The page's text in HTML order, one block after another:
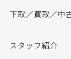
下取／買取／中
スタッフ紹介